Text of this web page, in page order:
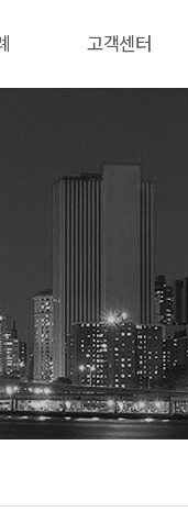
고객센터